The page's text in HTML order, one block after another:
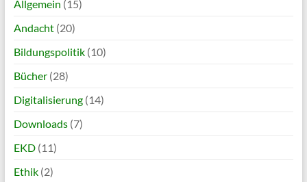
Allgemein (15)
Andacht(20)
Bildungspolitik(10)
Bücher(28)
Digitalisierung(14)
Downloads(7)
EKD(11)
Ethik(2)